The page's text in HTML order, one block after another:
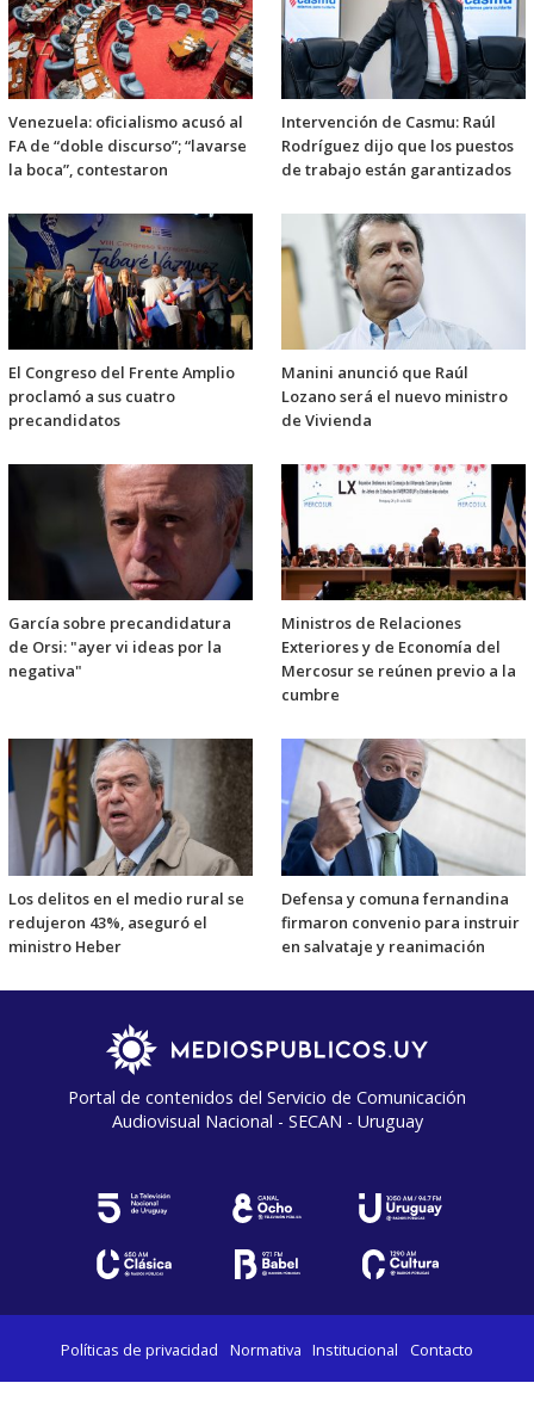
Venezuela: oficialismo acusó al
FA de “doble discurso”; “lavarse
la boca”, contestaron
Intervención de Casmu: Raúl
Rodríguez dijo que los puestos
de trabajo están garantizados
El Congreso del Frente Amplio
proclamó a sus cuatro
precandidatos
Manini anunció que Raúl
Lozano será el nuevo ministro
de Vivienda
García sobre precandidatura
de Orsi: "ayer vi ideas por la
negativa"
Ministros de Relaciones
Exteriores y de Economía del
Mercosur se reúnen previo a la
cumbre
Los delitos en el medio rural se
redujeron 43%, aseguró el
ministro Heber
Defensa y comuna fernandina
firmaron convenio para instruir
en salvataje y reanimación
Portal de contenidos del Servicio de Comunicación
Audiovisual Nacional - SECAN - Uruguay
Políticas de privacidad Normativa Institucional Contacto